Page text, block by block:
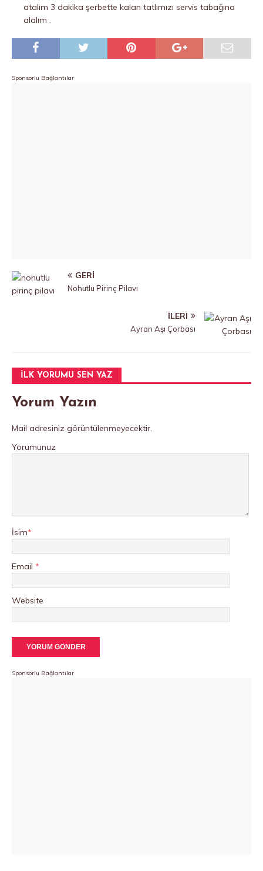
atalım 3 dakika şerbette kalan tatlımızı servis tabağına
alalım .
Sponsorlu Bağlantılar
GERI
Nohutlu Pirinç Pilavı
İLERI
Ayran Aşı Çorbası
İLK YORUMU SEN YAZ
Yorum Yazın
Mail adresiniz görüntülenmeyecektir.
Yorumunuz
İsim*
Email *
Website
Sponsorlu Bağlantılar